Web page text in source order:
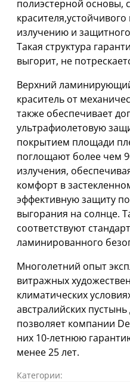
полиэстерной основы,
излучению и
Такая структура
выгорит, не
Верхний
краситель от
также обеспечивает
ультрафиолетовую
покрытием площади
поглощают более чем
излучения,
комфорт в
эффективную защиту
выгорания на солнце.
соответствуют
ламинированного
Многолетний опыт
витражных
климатических
австралийских
позволяет компании
них 10-летнюю
менее 25 лет.
Категории: